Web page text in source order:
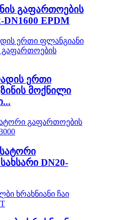
გაფართოების
DN1600 EPDM
ერთი
მოქნილი
DN20-